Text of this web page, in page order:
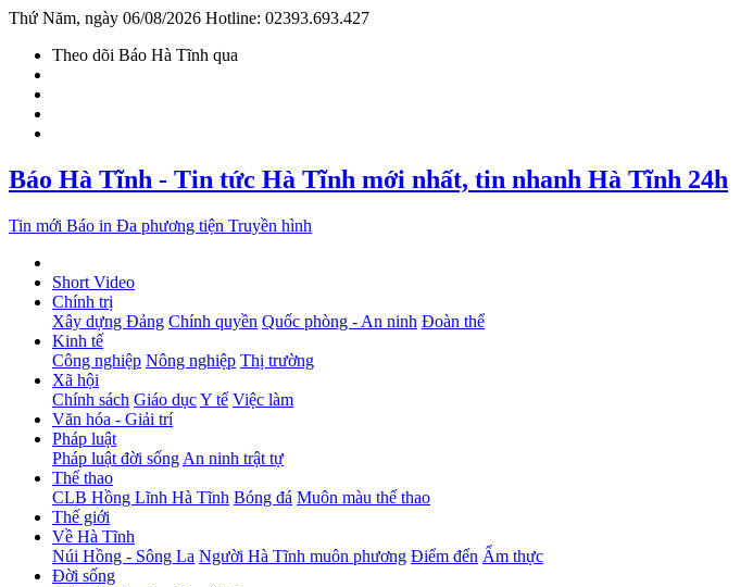
Thứ Năm, ngày 06/08/2026 Hotline: 02393.693.427
Theo dõi Báo Hà Tĩnh qua
Báo Hà Tĩnh - Tin tức Hà Tĩnh mới nhất, tin nhanh Hà Tĩnh 24h
Tin mới Báo in Đa phương tiện Truyền hình
Short Video
Chính trị
Xây dựng Đảng Chính quyền Quốc phòng - An ninh Đoàn thể
Kinh tế
Công nghiệp Nông nghiệp Thị trường
Xã hội
Chính sách Giáo dụcY tế Việc làm
Văn hóa - Giải trí
Pháp luật
Pháp luật đời sống An ninh trật tự
Thể thao
CLB Hồng Lĩnh Hà Tĩnh Bóng đá Muôn màu thể thao
Thế giới
Về Hà Tĩnh
Núi Hồng - Sông La Người Hà Tĩnh muôn phương Điểm đến Ẩm thực
Đời sống